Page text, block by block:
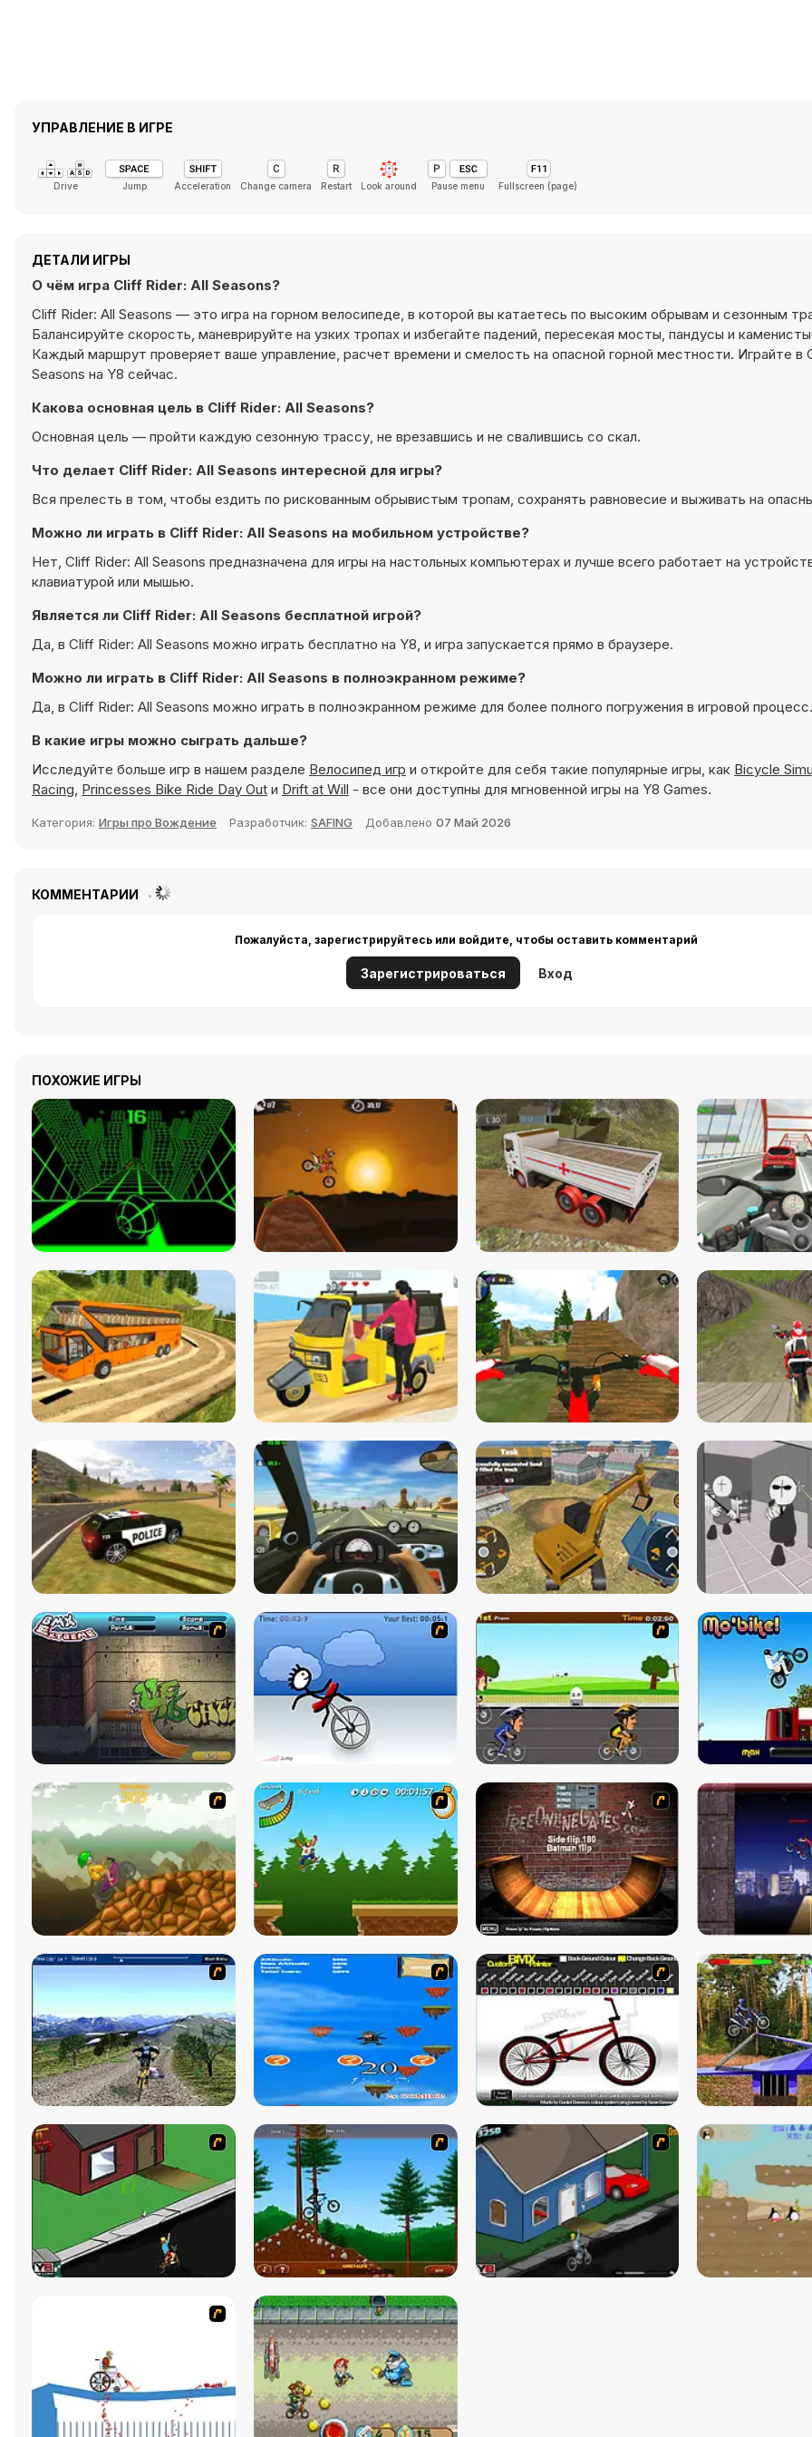
УПРАВЛЕНИЕ В ИГРЕ
Drive Jump Acceleration Change camera Restart Look around Pause menu Fullscreen (page)
ДЕТАЛИ ИГРЫ
О чём игра Cliff Rider: All Seasons?
Cliff Rider: All Seasons — это игра на горном велосипеде, в которой вы катаетесь по высоким обрывам и сезонным
Балансируйте скорость, маневрируйте на узких тропах и избегайте падений, пересекая мосты, пандусы и
Каждый маршрут проверяет ваше управление, расчет времени и смелость на опасной горной местности. Играйте в
Seasons на Y8 сейчас.
Какова основная цель в Cliff Rider: All Seasons?
Основная цель — пройти каждую сезонную трассу, не врезавшись и не свалившись со скал.
Что делает Cliff Rider: All Seasons интересной для игры?
Вся прелесть в том, чтобы ездить по рискованным обрывистым тропам, сохранять равновесие и выживать на
Можно ли играть в Cliff Rider: All Seasons на мобильном устройстве?
Нет, Cliff Rider: All Seasons предназначена для игры на настольных компьютерах и лучше всего работает на
клавиатурой или мышью.
Является ли Cliff Rider: All Seasons бесплатной игрой?
Да, в Cliff Rider: All Seasons можно играть бесплатно на Y8, и игра запускается прямо в браузере.
Можно ли играть в Cliff Rider: All Seasons в полноэкранном режиме?
Да, в Cliff Rider: All Seasons можно играть в полноэкранном режиме для более полного погружения в игровой процесс.
В какие игры можно сыграть дальше?
Исследуйте больше игр в нашем разделе Велосипед игр и откройте для себя такие популярные игры, как Bicycle
Racing, Princesses Bike Ride Day Out и Drift at Will - все они доступны для мгновенной игры на Y8 Games.
Категория: Игры про Вождение Разработчик: SAFING Добавлено 07 Май 2026
КОММЕНТАРИИ
Пожалуйста, зарегистрируйтесь или войдите, чтобы оставить комментарий
Зарегистрироваться Вход
ПОХОЖИЕ ИГРЫ